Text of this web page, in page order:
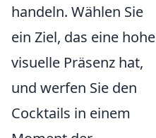
handeln. Wählen Sie
ein Ziel, das eine hohe
visuelle Präsenz hat,
und werfen Sie den
Cocktails in einem